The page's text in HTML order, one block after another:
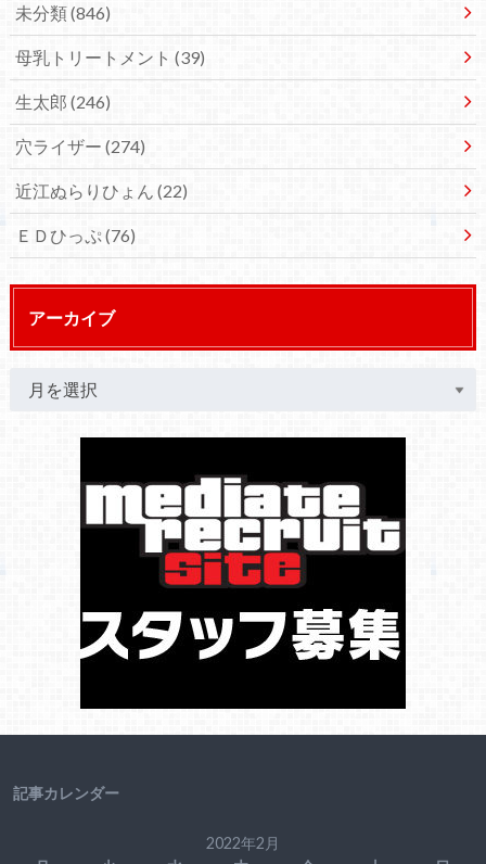
未分類(846)
母乳トリートメント (39)
生太郎 (246)
穴ライザー (274)
近江ぬらりひょん (22)
ＥＤひっぷ(76)
アーカイブ
記事カレンダー
2022年2月